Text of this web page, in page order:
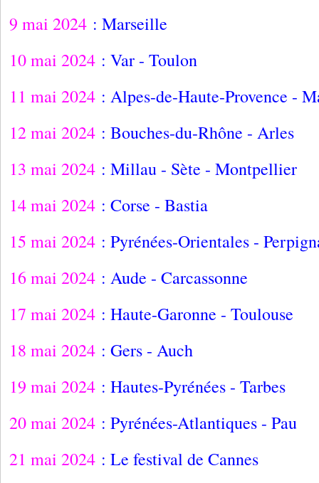
9 mai 2024 : Marseille
10 mai 2024 : Var - Toulon
11 mai 2024 : Alpes-de-Haute-Provence -
12 mai 2024 : Bouches-du-Rhône - Arles
13 mai 2024 : Millau - Sète - Montpellier
14 mai 2024 : Corse - Bastia
15 mai 2024 : Pyrénées-Orientales -
16 mai 2024 : Aude - Carcassonne
17 mai 2024 : Haute-Garonne - Toulouse
18 mai 2024 : Gers - Auch
19 mai 2024 : Hautes-Pyrénées - Tarbes
20 mai 2024 : Pyrénées-Atlantiques - Pau
21 mai 2024 : Le festival de Cannes